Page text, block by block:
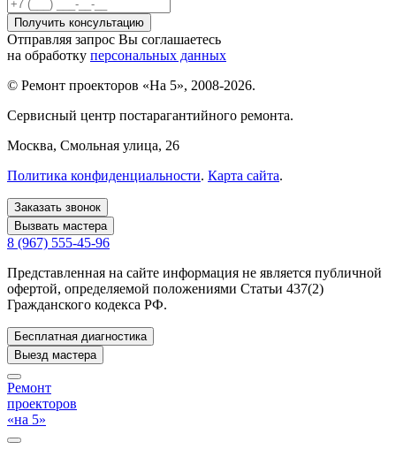
Отправляя запрос Вы соглашаетесь
на обработку персональных данных
© Ремонт проекторов «На 5», 2008-2026.
Сервисный центр постарагантийного ремонта.
Москва, Смольная улица, 26
Политика конфиденциальности. Карта сайта.
Заказать звонок
Вызвать мастера
8 (967) 555-45-96
Представленная на сайте информация не является публичной
офертой, определяемой положениями Статьи 437(2)
Гражданского кодекса РФ.
Бесплатная диагностика
Выезд мастера
Ремонт
проекторов
«на 5»